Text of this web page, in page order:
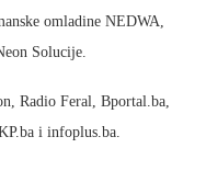
omladine NEDWA,
Solucije.
Radio Feral, Bportal.ba,
i infoplus.ba.